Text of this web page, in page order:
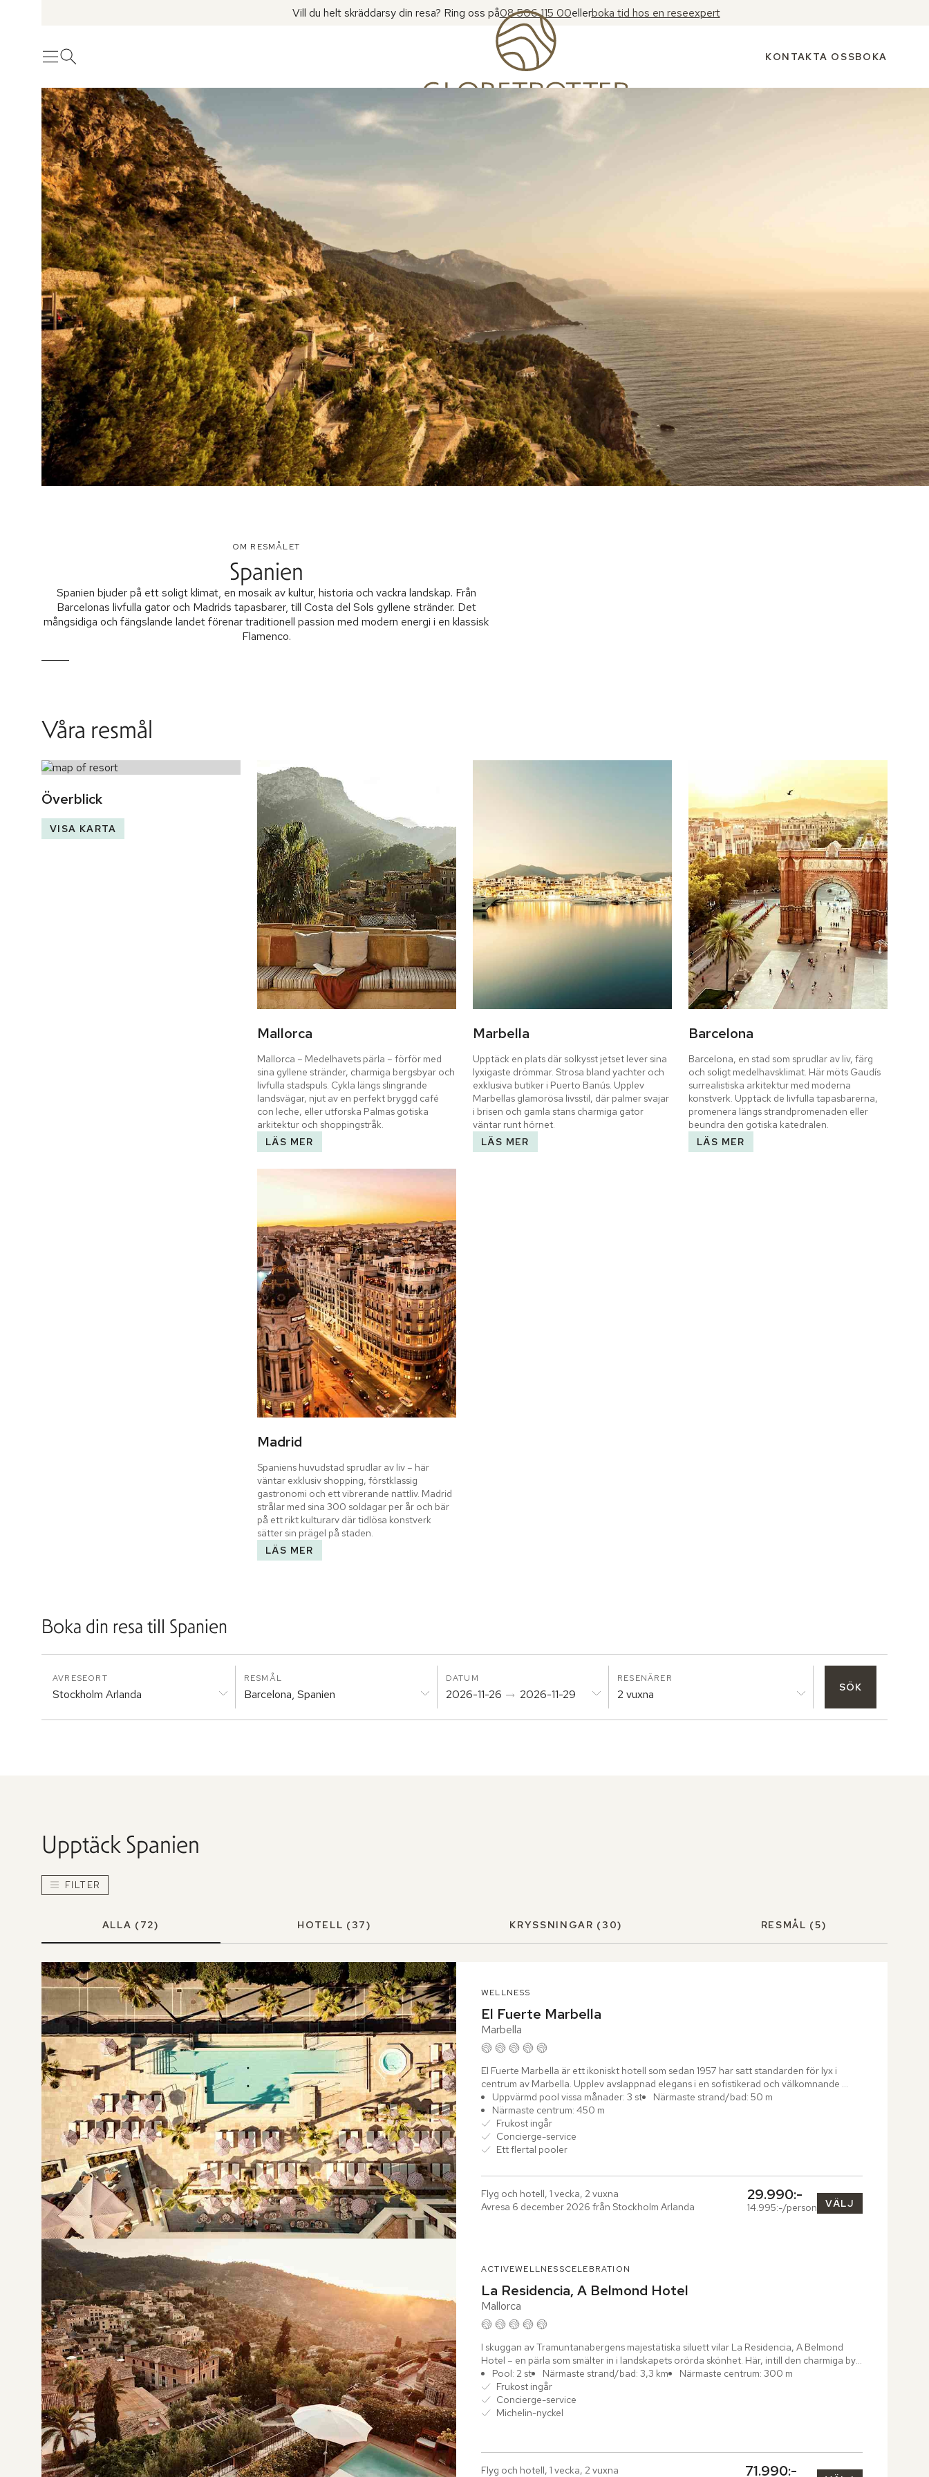
Vill du helt skräddarsy din resa? Ring oss på08 506 115 00ellerboka tid hos en reseexpert
MenyÖppna sök KONTAKTA OSSBOKA
OM RESMÅLET
Spanien
Spanien bjuder på ett soligt klimat, en mosaik av kultur, historia och vackra landskap. Från
Barcelonas livfulla gator och Madrids tapasbarer, till Costa del Sols gyllene stränder. Det
mångsidiga och fängslande landet förenar traditionell passion med modern energi i en klassisk
Flamenco.
Våra resmål
Överblick
VISA KARTA
Mallorca
Mallorca – Medelhavets pärla – förför med
sina gyllene stränder, charmiga bergsbyar och
livfulla stadspuls. Cykla längs slingrande
landsvägar, njut av en perfekt bryggd café
con leche, eller utforska Palmas gotiska
arkitektur och shoppingstråk.
LÄS MER
Marbella
Upptäck en plats där solkysst jetset lever sina
lyxigaste drömmar. Strosa bland yachter och
exklusiva butiker i Puerto Banús. Upplev
Marbellas glamorösa livsstil, där palmer svajar
i brisen och gamla stans charmiga gator
väntar runt hörnet.
LÄS MER
Barcelona
Barcelona, en stad som sprudlar av liv, färg
och soligt medelhavsklimat. Här möts Gaudís
surrealistiska arkitektur med moderna
konstverk. Upptäck de livfulla tapasbarerna,
promenera längs strandpromenaden eller
beundra den gotiska katedralen.
LÄS MER
Madrid
Spaniens huvudstad sprudlar av liv – här
väntar exklusiv shopping, förstklassig
gastronomi och ett vibrerande nattliv. Madrid
strålar med sina 300 soldagar per år och bär
på ett rikt kulturarv där tidlösa konstverk
sätter sin prägel på staden.
LÄS MER
Boka din resa till Spanien
AVRESEORT
Stockholm Arlanda
RESMÅL
Barcelona, Spanien
DATUM
2026-11-26 2026-11-29
RESENÄRER
2 vuxna SÖK
UpptäckSpanien
FILTER
ALLA (72) HOTELL (37) KRYSSNINGAR (30) RESMÅL (5)
WELLNESS
El Fuerte Marbella
Marbella
El Fuerte Marbella är ett ikoniskt hotell som sedan 1957 har satt standarden för lyx i
centrum av Marbella. Upplev avslappnad elegans i en sofistikerad och välkomnande
atmosfär....
Uppvärmd pool vissa månader: 3 st
Närmaste strand/bad: 50 m
Närmaste centrum: 450 m
Frukost ingår
Concierge-service
Ett flertal pooler
Flyg och hotell, 1 vecka, 2 vuxna
Avresa 6 december 2026 från Stockholm Arlanda
29.990:-
14.995:-/person VÄLJ
ACTIVEWELLNESSCELEBRATION
La Residencia, A Belmond Hotel
Mallorca
I skuggan av Tramuntanabergens majestätiska siluett vilar La Residencia, A Belmond
Hotel – en pärla som smälter in i landskapets orörda skönhet. Här, intill den charmiga byn
Deià,...
Pool: 2 st Närmaste strand/bad: 3,3 km
Närmaste centrum: 300 m
Frukost ingår
Concierge-service
Michelin-nyckel
Flyg och hotell, 1 vecka, 2 vuxna
71.990:-